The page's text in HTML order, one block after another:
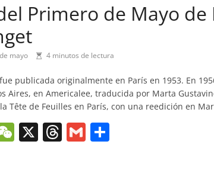
Primero de Mayo de
mayo 4 minutos de lectura
publicada originalmente en París en 1953. En
Aires, en Americalee, traducida por Marta
Tête de Feuilles en París, con una reedición en
W X T G